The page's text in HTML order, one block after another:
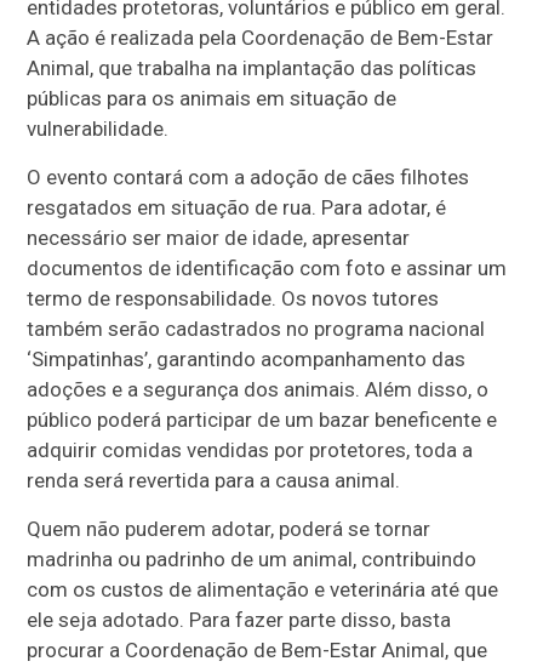
entidades protetoras, voluntários e público em geral.
A ação é realizada pela Coordenação de Bem-Estar
Animal, que trabalha na implantação das políticas
públicas para os animais em situação de
vulnerabilidade.
O evento contará com a adoção de cães filhotes
resgatados em situação de rua. Para adotar, é
necessário ser maior de idade, apresentar
documentos de identificação com foto e assinar um
termo de responsabilidade. Os novos tutores
também serão cadastrados no programa nacional
‘Simpatinhas’, garantindo acompanhamento das
adoções e a segurança dos animais. Além disso, o
público poderá participar de um bazar beneficente e
adquirir comidas vendidas por protetores, toda a
renda será revertida para a causa animal.
Quem não puderem adotar, poderá se tornar
madrinha ou padrinho de um animal, contribuindo
com os custos de alimentação e veterinária até que
ele seja adotado. Para fazer parte disso, basta
procurar a Coordenação de Bem-Estar Animal, que